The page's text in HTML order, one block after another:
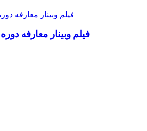
فیلم وبینار معارفه